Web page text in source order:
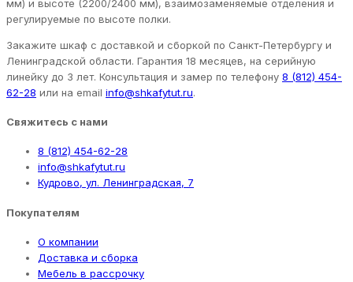
мм) и высоте (2200/2400 мм), взаимозаменяемые отделения и
регулируемые по высоте полки.
Закажите шкаф с доставкой и сборкой по Санкт-Петербургу и
Ленинградской области. Гарантия 18 месяцев, на серийную
линейку до 3 лет. Консультация и замер по телефону 8 (812) 454-
62-28 или на email info@shkafytut.ru.
Свяжитесь с нами
8 (812) 454-62-28
info@shkafytut.ru
Кудрово, ул. Ленинградская, 7
Покупателям
О компании
Доставка и сборка
Мебель в рассрочку